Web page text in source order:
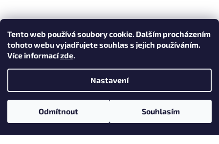
Tento web používá soubory cookie. Dalším procházením
tohoto webu vyjadřujete souhlas s jejich používáním.
Více informacízde.
Nastavení
Odmítnout Souhlasím
Copyright 2026Figurkárna.cz. Všechna práva vyhrazena.